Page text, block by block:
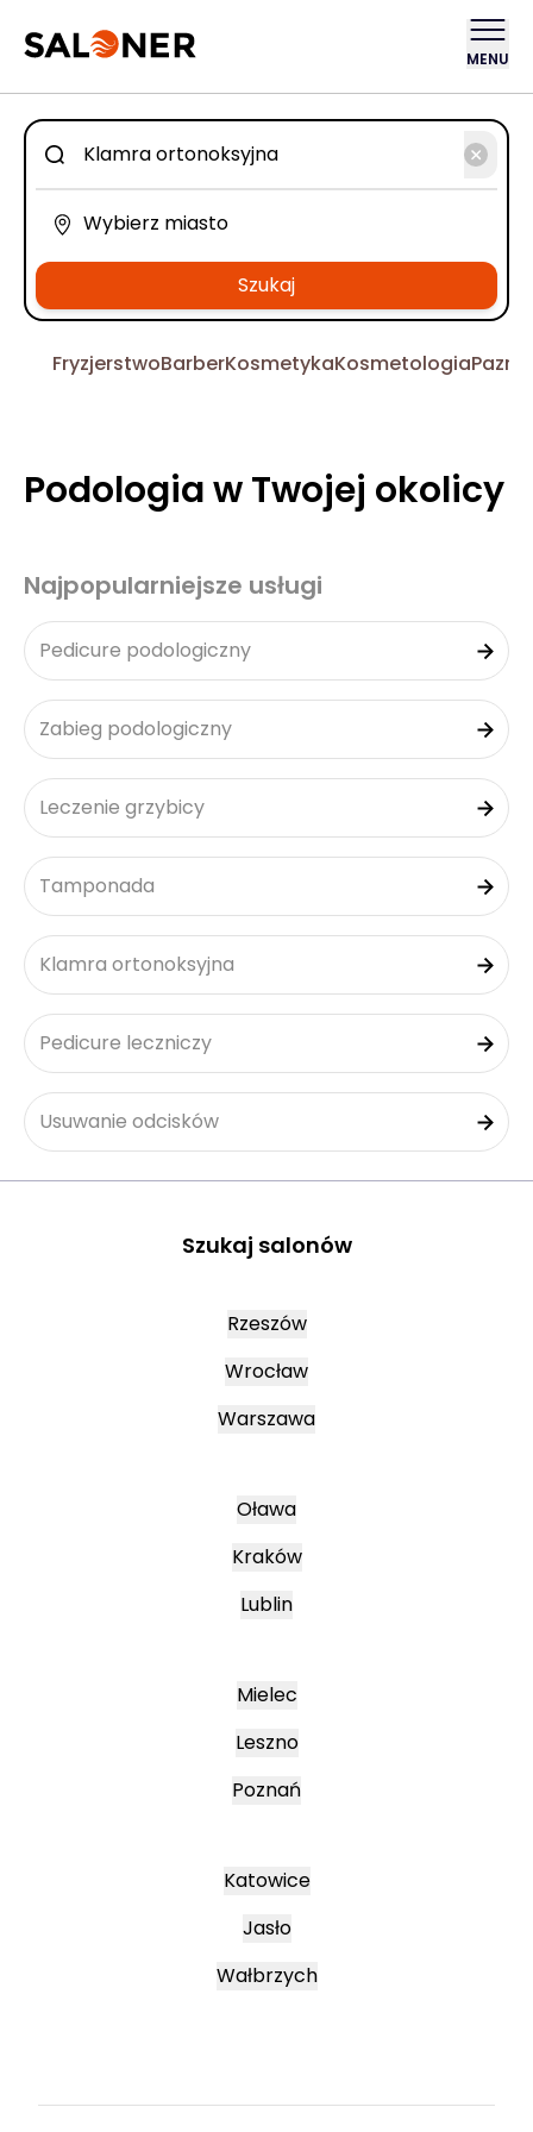
MENU
Szukaj
FryzjerstwoBarberKosmetykaKosmetologia
Podologia w Twojej okolicy
Najpopularniejsze usługi
Pedicure podologiczny
Zabieg podologiczny
Leczenie grzybicy
Tamponada
Klamra ortonoksyjna
Pedicure leczniczy
Usuwanie odcisków
Szukaj salonów
Rzeszów
Wrocław
Warszawa
Oława
Kraków
Lublin
Mielec
Leszno
Poznań
Katowice
Jasło
Wałbrzych